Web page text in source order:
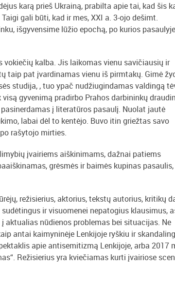
karą prieš Ukrainą, prabilta apie tai, kad šis
gali būti, kad ir mes, XXI a. 3-ojo dešimt.
išgyvensime lūžio epochą, po kurios pasaulyje
kalba. Jis laikomas vienu savičiausių ir
taip pat įvardinamas vienu iš pirmtakų. Gimė
studija, , tuo ypač nudžiugindamas valdingą
gyvenimą pradirbo Prahos darbininkų
į literatūros pasaulį. Nuolat jautė
labai dėl to kentėjo. Buvo itin griežtas savo
rašytojo mirties.
įvairiems aiškinimams, dažnai patiems
grėsmės ir baimės kupinas
režisierius, aktorius, tekstų autorius, kritikų
ir visuomenei nepatogius klausimus,
aktualias nūdienos problemas bei situacijas. Ne
antai kaimyninėje Lenkijoje ryškiu ir
apie antisemitizmą Lenkijoje, arba 2017
Režisierius yra kviečiamas kurti įvairiose